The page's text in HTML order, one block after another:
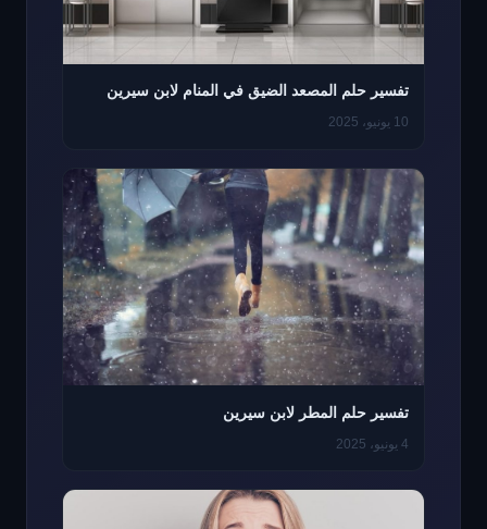
تفسير حلم المصعد الضيق في المنام لابن سيرين
10 يونيو، 2025
تفسير حلم المطر لابن سيرين
4 يونيو، 2025